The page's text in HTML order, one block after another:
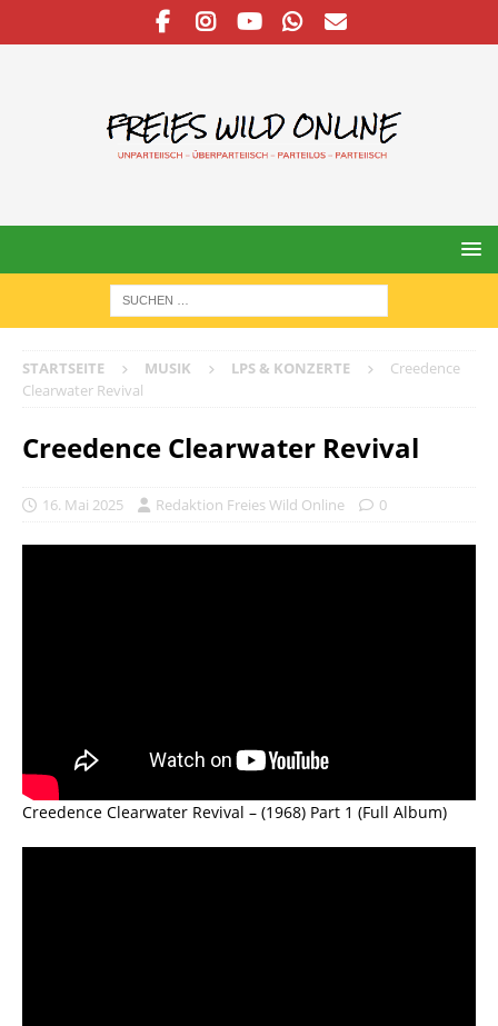
STARTSEITE MUSIK LPS & KONZERTE
Creedence
Clearwater Revival
Creedence Clearwater Revival
16. Mai 2025 Redaktion Freies Wild Online 0
Creedence Clearwater Revival – (1968) Part 1 (Full Album)